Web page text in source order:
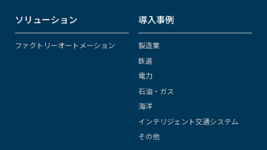
ソリューション
ファクトリーオートメーション
導入事例
製造業
鉄道
電力
石油・ガス
海洋
インテリジェント交通システム
その他